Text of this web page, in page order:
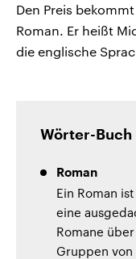
Den Preis
Roman. Er heißt
die englische
Wörter-Buch
Roman
Ein Roman
eine
Romane
Gruppen von